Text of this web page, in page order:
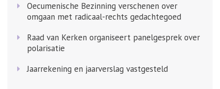
Oecumenische Bezinning verschenen over
omgaan met radicaal-rechts gedachtegoed
Raad van Kerken organiseert panelgesprek over
polarisatie
Jaarrekening en jaarverslag vastgesteld